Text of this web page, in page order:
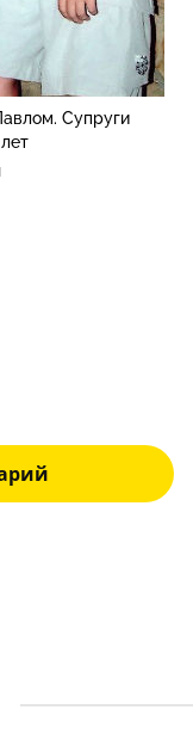
Супруги